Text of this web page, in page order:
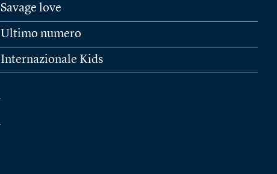
Savage love
Ultimo numero
Internazionale Kids